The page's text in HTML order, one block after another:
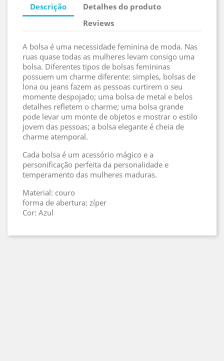
Descrição
Detalhes do produto
Reviews
A bolsa é uma necessidade feminina de moda. Nas
ruas quase todas as mulheres levam consigo uma
bolsa. Diferentes tipos de bolsas femininas
possuem um charme diferente: simples, bolsas de
lona ou jeans fazem as pessoas curtirem o seu
momente despojado; uma bolsa de metal e belos
detalhes refletem o charme; uma bolsa grande
pode levar um monte de objetos e mostrar o estilo
jovem das pessoas; a bolsa elegante é cheia de
charme atemporal.
Cada bolsa é um acessório mágico e a
personificação perfeita da personalidade e
temperamento das mulheres maduras.
Material: couro
forma de abertura: zíper
Cor: Azul